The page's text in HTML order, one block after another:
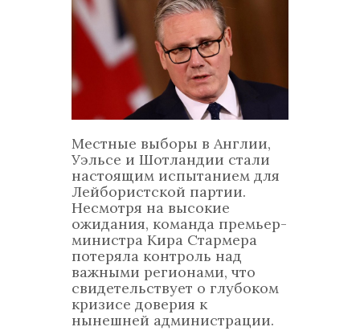
Местные выборы в Англии,
Уэльсе и Шотландии стали
настоящим испытанием для
Лейбористской партии.
Несмотря на высокие
ожидания, команда премьер-
министра Кира Стармера
потеряла контроль над
важными регионами, что
свидетельствует о глубоком
кризисе доверия к
нынешней администрации.